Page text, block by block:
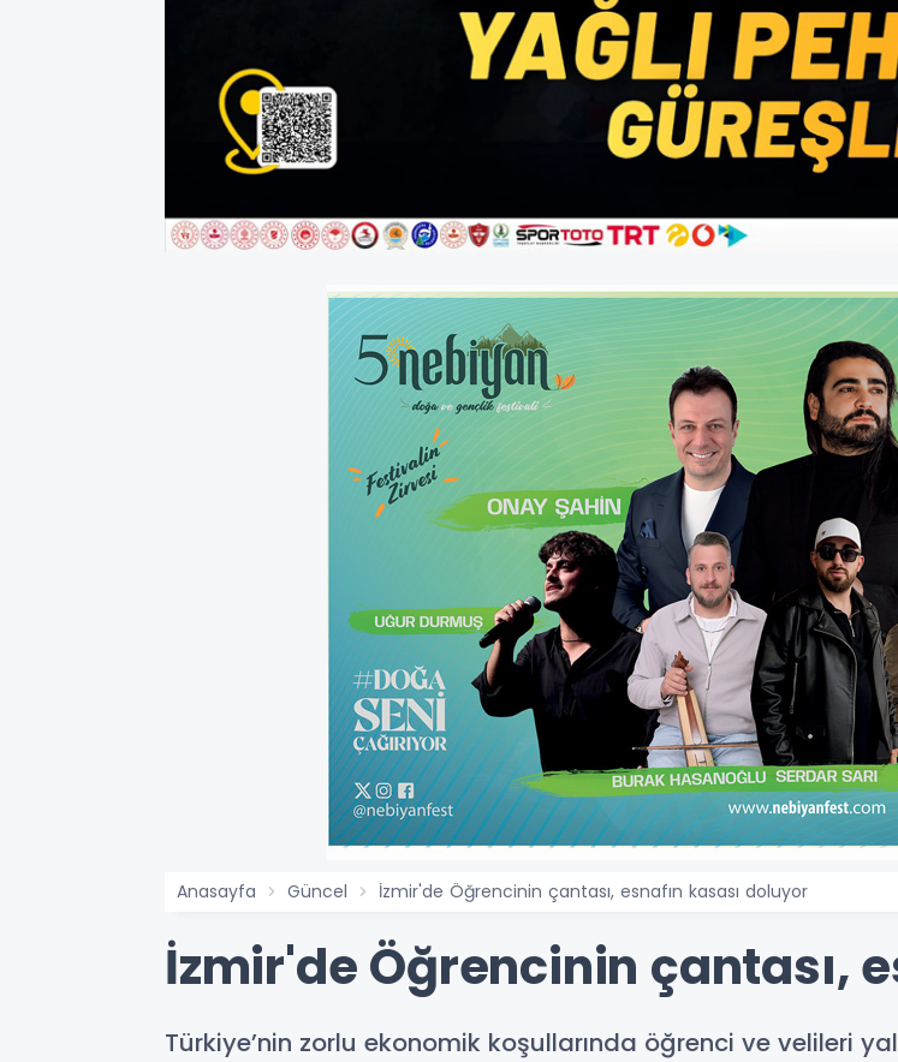
Anasayfa Güncel İzmir'de Öğrencinin çantası, esnafın kasası doluyor
İzmir'de Öğrencinin çantası,
Türkiye’nin zorlu ekonomik koşullarında öğrenci ve velileri